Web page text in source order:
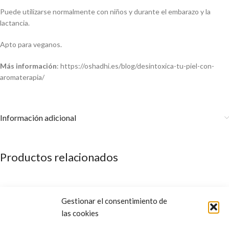
Gestionar el consentimiento de
las cookies
Puede utilizarse normalmente con niños y durante el embarazo y la
lactancia.
Apto para veganos.
Más información: https://oshadhi.es/blog/desintoxica-tu-piel-con-
aromaterapia/
Información adicional
Productos relacionados